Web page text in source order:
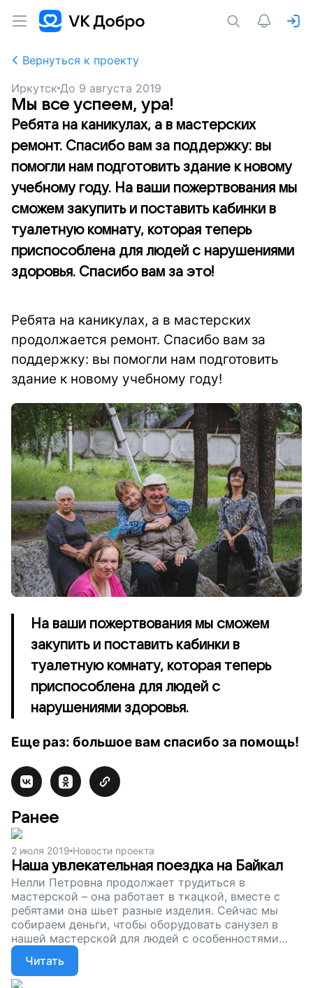
Вернуться к проекту
Иркутск До 9 августа 2019
Мы все успеем, ура!
Ребята на каникулах, а в мастерских
ремонт. Спасибо вам за поддержку: вы
помогли нам подготовить здание к новому
учебному году. На ваши пожертвования мы
сможем закупить и поставить кабинки в
туалетную комнату, которая теперь
приспособлена для людей с нарушениями
здоровья. Спасибо вам за это!
Ребята на каникулах, а в мастерских
продолжается ремонт. Спасибо вам за
поддержку: вы помогли нам подготовить
здание к новому учебному году!
На ваши пожертвования мы сможем
закупить и поставить кабинки в
туалетную комнату, которая теперь
приспособлена для людей с
нарушениями здоровья.
Еще раз: большое вам спасибо за помощь!
Ранее
2 июля 2019 Новости проекта
Наша увлекательная поездка на Байкал
Нелли Петровна продолжает трудиться в
мастерской – она работает в ткацкой, вместе с
ребятами она шьет разные изделия. Сейчас мы
собираем деньги, чтобы оборудовать санузел в
нашей мастерской для людей с особенностями
развития. Помогите ребятам работать, обретать
самостоятельность и свое дело, поддержите наш
проект!
Читать